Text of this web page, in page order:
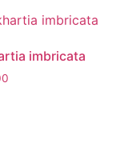
imbricata